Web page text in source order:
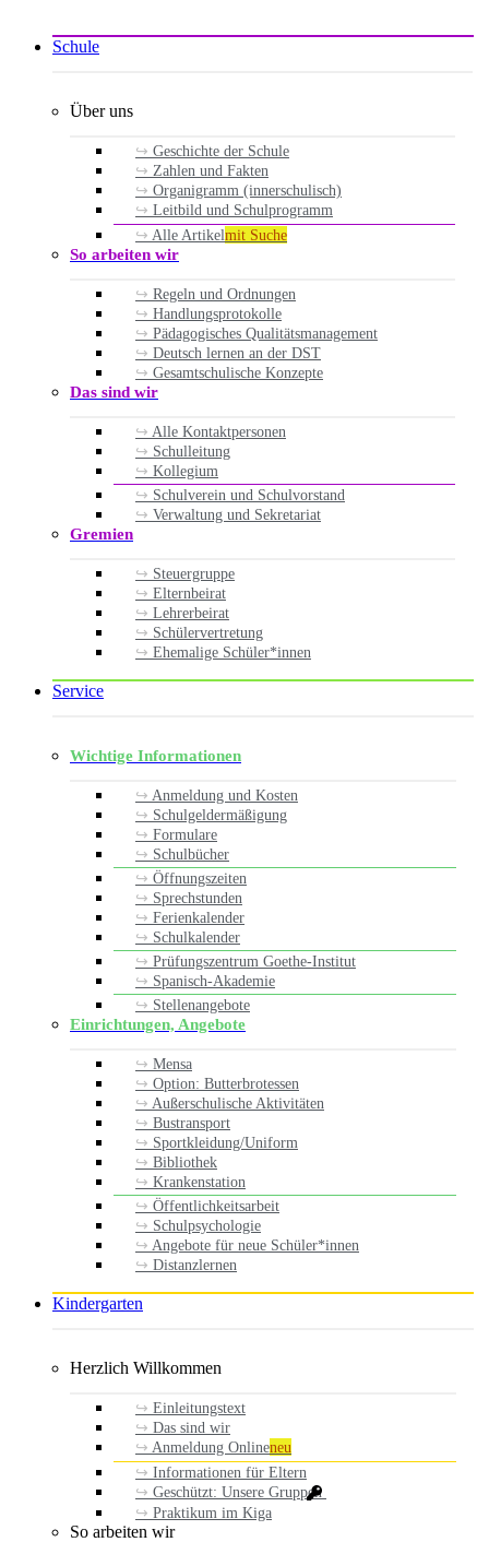
Schule
Über uns
Geschichte der Schule
Zahlen und Fakten
Organigramm (innerschulisch)
Leitbild und Schulprogramm
Alle Artikelmit Suche
So arbeiten wir
Regeln und Ordnungen
Handlungsprotokolle
Pädagogisches Qualitätsmanagement
Deutsch lernen an der DST
Gesamtschulische Konzepte
Das sind wir
Alle Kontaktpersonen
Schulleitung
Kollegium
Schulverein und Schulvorstand
Verwaltung und Sekretariat
Gremien
Steuergruppe
Elternbeirat
Lehrerbeirat
Schülervertretung
Ehemalige Schüler*innen
Service
Wichtige Informationen
Anmeldung und Kosten
Schulgeldermäßigung
Formulare
Schulbücher
Öffnungszeiten
Sprechstunden
Ferienkalender
Schulkalender
Prüfungszentrum Goethe-Institut
Spanisch-Akademie
Stellenangebote
Einrichtungen, Angebote
Mensa
Option: Butterbrotessen
Außerschulische Aktivitäten
Bustransport
Sportkleidung/Uniform
Bibliothek
Krankenstation
Öffentlichkeitsarbeit
Schulpsychologie
Angebote für neue Schüler*innen
Distanzlernen
Kindergarten
Herzlich Willkommen
Einleitungstext
Das sind wir
Anmeldung Onlineneu
Informationen für Eltern
Geschützt: Unsere Gruppen
Praktikum im Kiga
So arbeiten wir